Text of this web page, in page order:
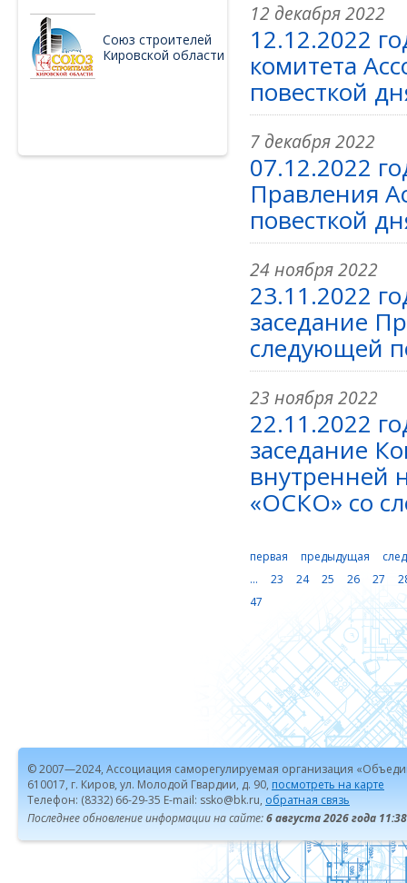
12 декабря 2022
12.12.2022
комитета
повесткой
7 декабря 2022
07.12.2022
Правления
повесткой
24 ноября 2022
23.11.2022
заседание
следующей
23 ноября 2022
22.11.2022
заседание
внутренней
«ОСКО» со
первая предыдущая
...
23 24 25 26 27
47
Союз строителей
Кировской области
© 2007—2024, Ассоциация саморегулируемая организация
610017, г. Киров, ул. Молодой Гвардии, д. 90, посмотреть на карте
Телефон: (8332) 66-29-35 E-mail: ssko@bk.ru, обратная связь
Последнее обновление информации на сайте:6 августа 2026 года 11:38